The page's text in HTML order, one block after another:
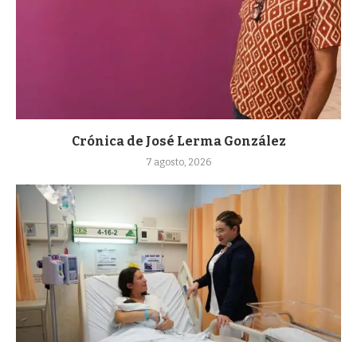
Crónica de José Lerma González
7 agosto, 2026